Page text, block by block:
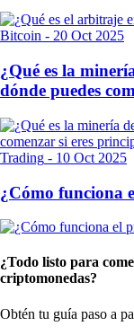
Bitcoin - 20 Oct 2025
¿Qué es la
dónde puedes
Trading - 10 Oct 2025
¿Cómo funciona
¿Todo listo para
criptomonedas?
Obtén tu guía paso a